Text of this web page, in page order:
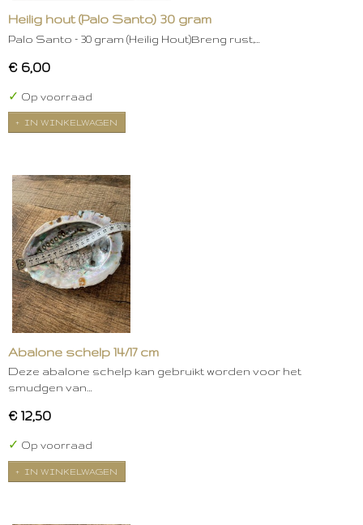
Heilig hout (Palo Santo) 30 gram
Palo Santo – 30 gram (Heilig Hout)Breng rust,…
€ 6,00
✓ Op voorraad
IN WINKELWAGEN
Abalone schelp 14/17 cm
Deze abalone schelp kan gebruikt worden voor het
smudgen van…
€ 12,50
✓ Op voorraad
IN WINKELWAGEN